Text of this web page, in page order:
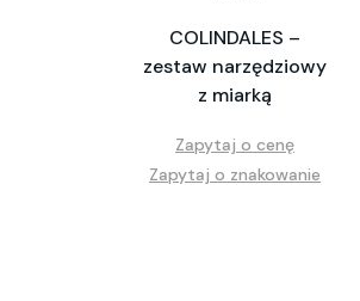
COLINDALES –
zestaw narzędziowy
z miarką
Zapytaj o cenę
Zapytaj o znakowanie